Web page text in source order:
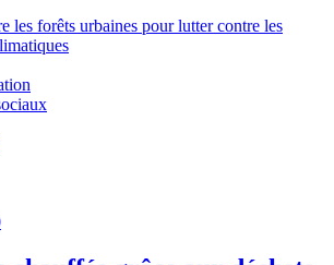
les forêts urbaines pour lutter contre les